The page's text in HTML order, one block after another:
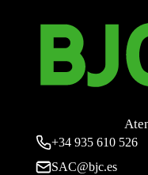
+34 935 610 526
SAC@bjc.es